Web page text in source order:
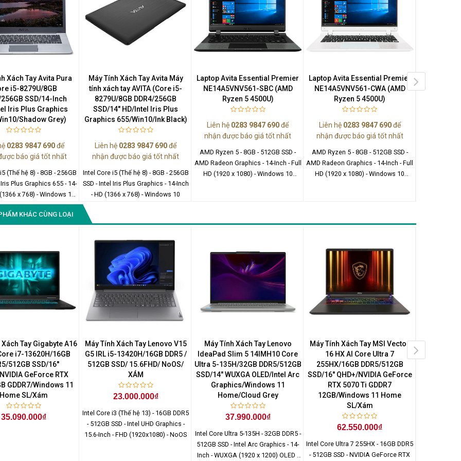
Xách Tay Avita Pura
i5-8279U/8GB
256GB SSD/14-Inch
Iris Plus Graphics
Shadow Grey)
0283 9847 690để
báo giá tốt nhất
(Thế hệ 8) - 8GB - 256GB
Iris Plus Graphics 655 - 14-
x 768) - Windows 10
Home
Máy Tính Xách Tay Avita Máy
tính xách tay AVITA (Core i5-
8279U/8GB DDR4/256GB
SSD/14" HD/Intel Iris Plus
Graphics 655/Win10/Ink Black)
Liên hệ 0283 9847 690để
nhận được báo giá tốt nhất
Intel Core i5 (Thế hệ 8) - 8GB - 256GB
SSD - Intel Iris Plus Graphics - 14-Inch
- HD (1366 x 768) - Windows 10
Laptop Avita Essential Premier
NE14A5VNV561-SBC (AMD
Ryzen 5 4500U)
Liên hệ 0283 9847 690để
nhận được báo giá tốt nhất
AMD Ryzen 5 - 8GB - 512GB SSD -
AMD Radeon Graphics - 14-Inch - Full
HD (1920 x 1080) - Windows 10
Laptop Avita Essential Premier
NE14A5VNV561-CWA (AMD
Ryzen 5 4500U)
Liên hệ 0283 9847 690để
nhận được báo giá tốt nhất
AMD Ryzen 5 - 8GB - 512GB SSD -
AMD Radeon Graphics - 14-Inch - Full
HD (1920 x 1080) - Windows 10
KHÁC CÙNG LOẠI
Tay Gigabyte A16
i7-13620H/16GB
512GB SSD/16''
GeForce RTX
GDDR7/Windows 11
Home SL/Xám
35.090.000₫
Máy Tính Xách Tay Lenovo V15
G5 IRL i5-13420H/16GB DDR5 /
512GB SSD/ 15.6FHD/ NoOS/
XÁM
23.000.000₫
Intel Core i3 (Thế hệ 13) - 16GB DDR5
- 512GB SSD - Intel UHD Graphics -
15.6-Inch - FHD (1920x1080) - NoOS
Máy Tính Xách Tay Lenovo
IdeaPad Slim 5 14IMH10 Core
Ultra 5-135H/32GB DDR5/512GB
SSD/14" WUXGA OLED/Intel Arc
Graphics/Windows 11
Home/Cloud Grey
37.990.000₫
Intel Core Ultra 5-135H - 32GB DDR5 -
512GB SSD - Intel Arc Graphics - 14-
Inch - WUXGA (1920 x 1200) OLED -
Máy Tính Xách Tay MSI Vector
16 HX AI Core Ultra 7
255HX/16GB DDR5/512GB
SSD/16'' QHD+/NVIDIA GeForce
RTX 5070 Ti GDDR7
12GB/Windows 11 Home
SL/Xám
62.550.000₫
Intel Core Ultra 7 255HX - 16GB DDR5
- 512GB SSD - NVIDIA GeForce RTX